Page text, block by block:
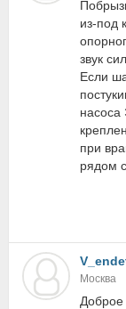
из-под
звук
Если
насоса
при
рядом
Москва
Доброе